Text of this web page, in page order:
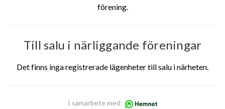
förening.
Till salu i närliggande föreningar
Det finns inga registrerade lägenheter till salu i närheten.
I samarbete med